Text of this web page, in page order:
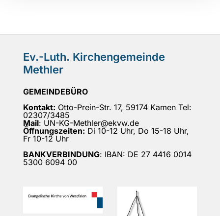
Ev.-Luth. Kirchengemeinde
Methler
GEMEINDEBÜRO
Kontakt: Otto-Prein-Str. 17, 59174 Kamen Tel:
02307/3485
Mail: UN-KG-Methler@ekvw.de
Öffnungszeiten: Di 10-12 Uhr, Do 15-18 Uhr,
Fr 10-12 Uhr
BANKVERBINDUNG: IBAN: DE 27 4416 0014
5300 6094 00